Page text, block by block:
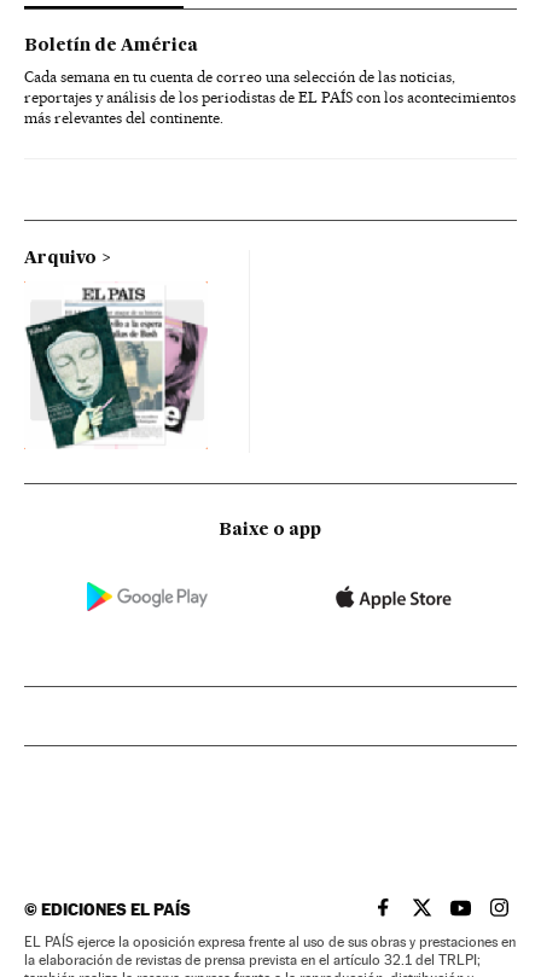
Boletín de América
Cada semana en tu cuenta de correo una selección de las noticias,
reportajes y análisis de los periodistas de EL PAÍS con los acontecimientos
más relevantes del continente.
Arquivo
Baixe o app
©EDICIONES EL PAÍS EL PAÍS BRASIL EN
EL PAÍSEL PAÍS
EL
EL PAÍS ejerce la oposición expresa frente al uso de sus obras y prestaciones en
la elaboración de revistas de prensa prevista en el artículo 32.1 del TRLPI;